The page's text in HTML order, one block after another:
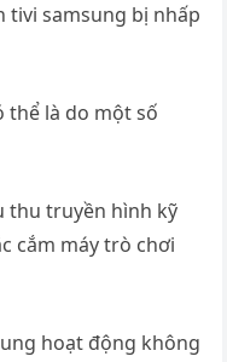
tivi samsung bị nhấp
thể là do một số
thu truyền hình kỹ
cắm máy trò chơi
hoạt động không